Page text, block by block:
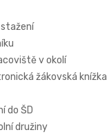
v okolí
žákovská knížka
do ŠD
družiny